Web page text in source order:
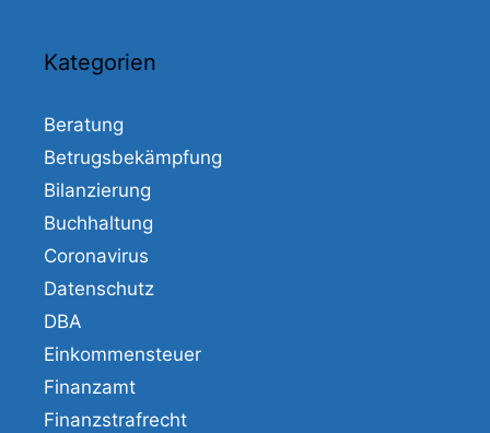
Kategorien
Beratung
Betrugsbekämpfung
Bilanzierung
Buchhaltung
Coronavirus
Datenschutz
DBA
Einkommensteuer
Finanzamt
Finanzstrafrecht